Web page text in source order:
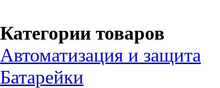
Категории товаров
Автоматизация и защита
Батарейки